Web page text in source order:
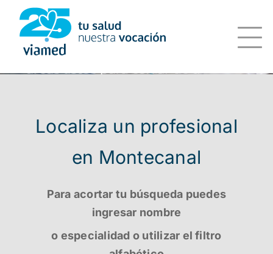
Saltar
contenido
Localiza un profesional
en Montecanal
Para acortar tu búsqueda puedes
ingresar nombre
o especialidad o utilizar el filtro